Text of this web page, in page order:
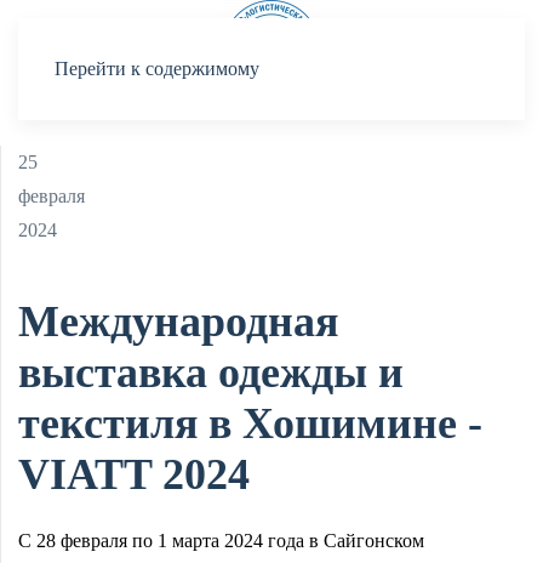
Перейти к содержимому
25
февраля
2024
Международная
выставка одежды и
текстиля в Хошимине -
VIATT 2024
С 28 февраля по 1 марта 2024 года в Сайгонском